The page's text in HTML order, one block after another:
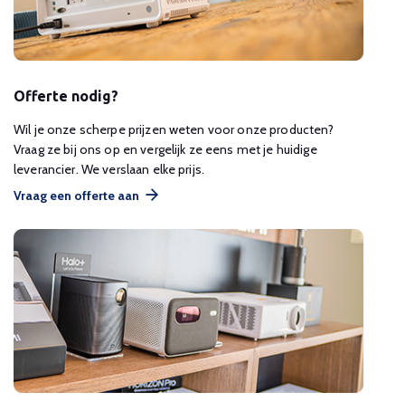
Offerte nodig?
Wil je onze scherpe prijzen weten voor onze producten?
Vraag ze bij ons op en vergelijk ze eens met je huidige
leverancier. We verslaan elke prijs.
Vraag een offerte aan